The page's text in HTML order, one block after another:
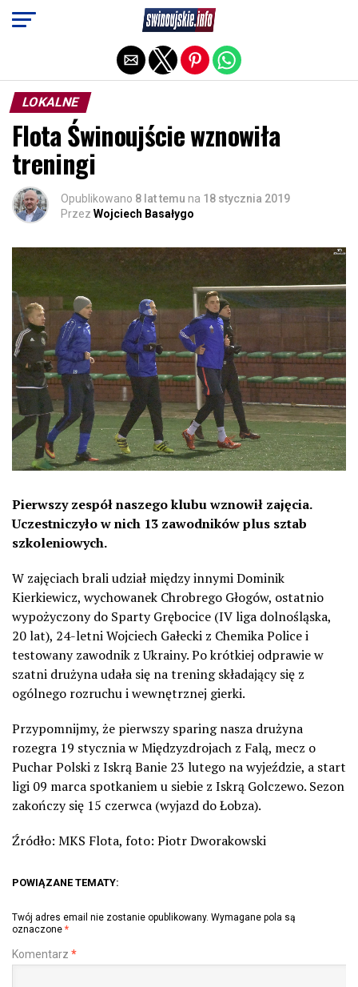
LOKALNE
Flota Świnoujście wznowiła
treningi
Opublikowano 8 lat temu na 18 stycznia 2019
Przez Wojciech Basałygo
Pierwszy zespół naszego klubu wznowił zajęcia.
Uczestniczyło w nich 13 zawodników plus sztab
szkoleniowych.
W zajęciach brali udział między innymi Dominik
Kierkiewicz, wychowanek Chrobrego Głogów, ostatnio
wypożyczony do Sparty Grębocice (IV liga dolnośląska,
20 lat), 24-letni Wojciech Gałecki z Chemika Police i
testowany zawodnik z Ukrainy. Po krótkiej odprawie w
szatni drużyna udała się na trening składający się z
ogólnego rozruchu i wewnętrznej gierki.
Przypomnijmy, że pierwszy sparing nasza drużyna
rozegra 19 stycznia w Międzyzdrojach z Falą, mecz o
Puchar Polski z Iskrą Banie 23 lutego na wyjeździe, a start
ligi 09 marca spotkaniem u siebie z Iskrą Golczewo. Sezon
zakończy się 15 czerwca (wyjazd do Łobza).
Źródło: MKS Flota, foto: Piotr Dworakowski
POWIĄZANE TEMATY:
Twój adres email nie zostanie opublikowany. Wymagane pola są
oznaczone *
Komentarz *
Exit mobile version